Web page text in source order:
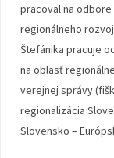
pracoval na
regionálneho
Štefánika pracuje
na oblasť
verejnej správy
regionalizácia
Slovensko –